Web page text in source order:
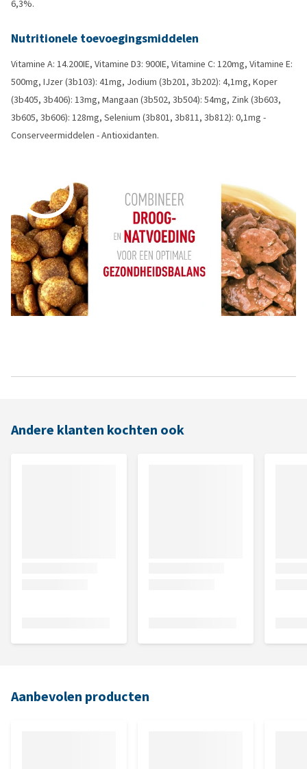
6,3%.
Nutritionele toevoegingsmiddelen
Vitamine A: 14.200IE, Vitamine D3: 900IE, Vitamine C: 120mg, Vitamine E:
500mg, IJzer (3b103): 41mg, Jodium (3b201, 3b202): 4,1mg, Koper
(3b405, 3b406): 13mg, Mangaan (3b502, 3b504): 54mg, Zink (3b603,
3b605, 3b606): 128mg, Selenium (3b801, 3b811, 3b812): 0,1mg -
Conserveermiddelen - Antioxidanten.
Andere klanten kochten ook
Aanbevolen producten